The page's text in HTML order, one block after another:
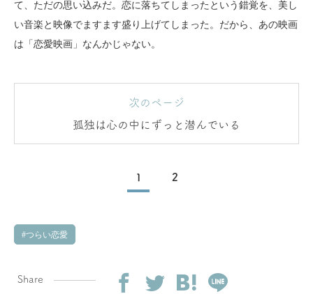
て、ただの思い込みだ。恋に落ちてしまったという錯覚を、美し
い音楽と映像でますます盛り上げてしまった。だから、あの映画
は「恋愛映画」なんかじゃない。
次のページ
孤独は心の中にずっと潜んでいる
1 2
つらい恋愛
Share